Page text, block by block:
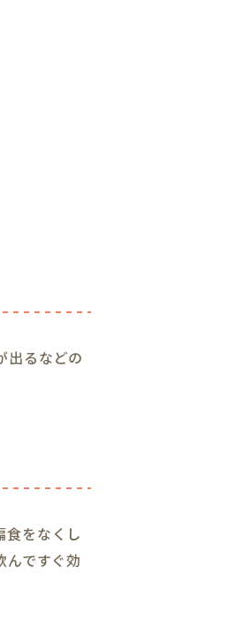
出るなどの
食をなくし
んですぐ効